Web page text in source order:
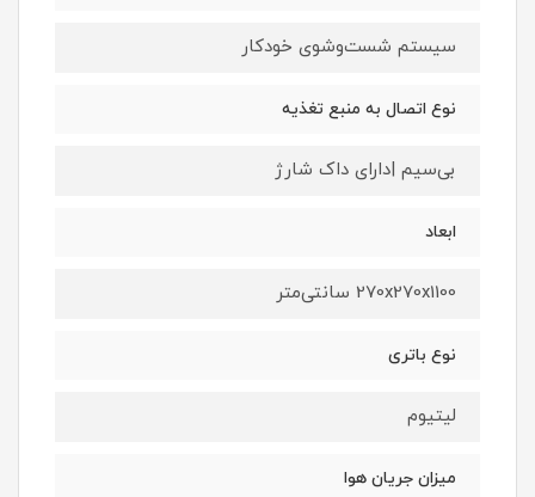
سیستم شست‌وشوی خودکار
نوع اتصال به منبع تغذیه
بی‌سیم |دارای داک شارژ
ابعاد
270x270x1100 سانتی‌متر
نوع باتری
لیتیوم
میزان جریان هوا